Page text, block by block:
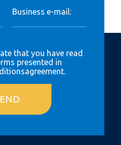
Business e-mail:
that you have read
presented in
agreement.